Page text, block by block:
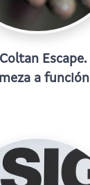
Coltan Escape.
a función